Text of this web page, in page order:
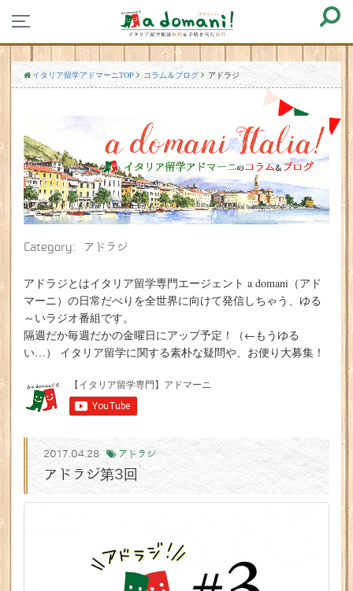
イタリア留学アドマーニTOP コラム＆ブログ アドラジ
Category: アドラジ
アドラジとはイタリア留学専門エージェント a domani（アド
マーニ）の日常だべりを全世界に向けて発信しちゃう、ゆる
～いラジオ番組です。
隔週だか毎週だかの金曜日にアップ予定！（←もうゆる
い…） イタリア留学に関する素朴な疑問や、お便り大募集！
2017.04.28 アドラジ
アドラジ第3回